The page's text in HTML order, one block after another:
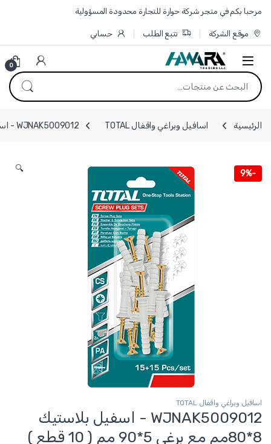
Skip to navigation
Skip to content
مرحبا بكم في متجر شركة حوارة للتجارة محدودة المسؤولية
موقع الشركة تتبع الطلب حسابي
0
البحث عن:
الرئيسية اسافيل وبراغي واقفال TOTAL WJNAK5009012 - اسفيل بلاستيك 8*80مم مع برغي 5*90 مم ( 10 قطع ) TOTAL
-
9%
🔍
اسافيل وبراغي واقفال TOTAL
WJNAK5009012 - اسفيل بلاستيك
8*80مم مع برغي 5*90 مم ( 10 قطع )